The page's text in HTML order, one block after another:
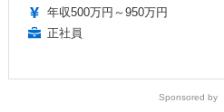
年収500万円～950万円
正社員
Sponsored by